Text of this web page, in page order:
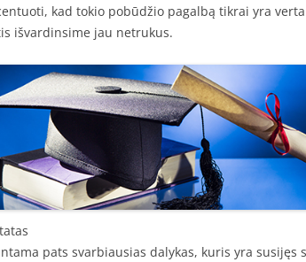
kad tokio pobūdžio pagalbą tikrai yra
išvardinsime jau netrukus.
pats svarbiausias dalykas, kuris yra susijęs